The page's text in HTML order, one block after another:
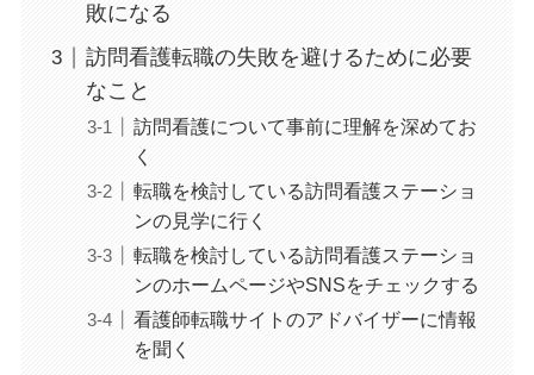
敗になる
訪問看護転職の失敗を避けるために必要
なこと
訪問看護について事前に理解を深めてお
く
転職を検討している訪問看護ステーショ
ンの見学に行く
転職を検討している訪問看護ステーショ
ンのホームページやSNSをチェックする
看護師転職サイトのアドバイザーに情報
を聞く